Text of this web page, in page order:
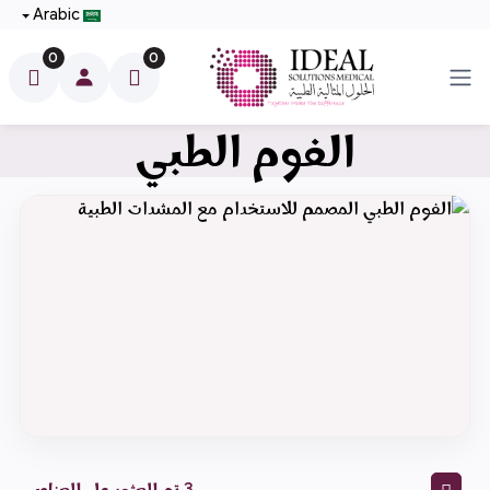
Arabic
0
0
الفوم الطبي
الفوم الطبي المصمم للاستخدام مع